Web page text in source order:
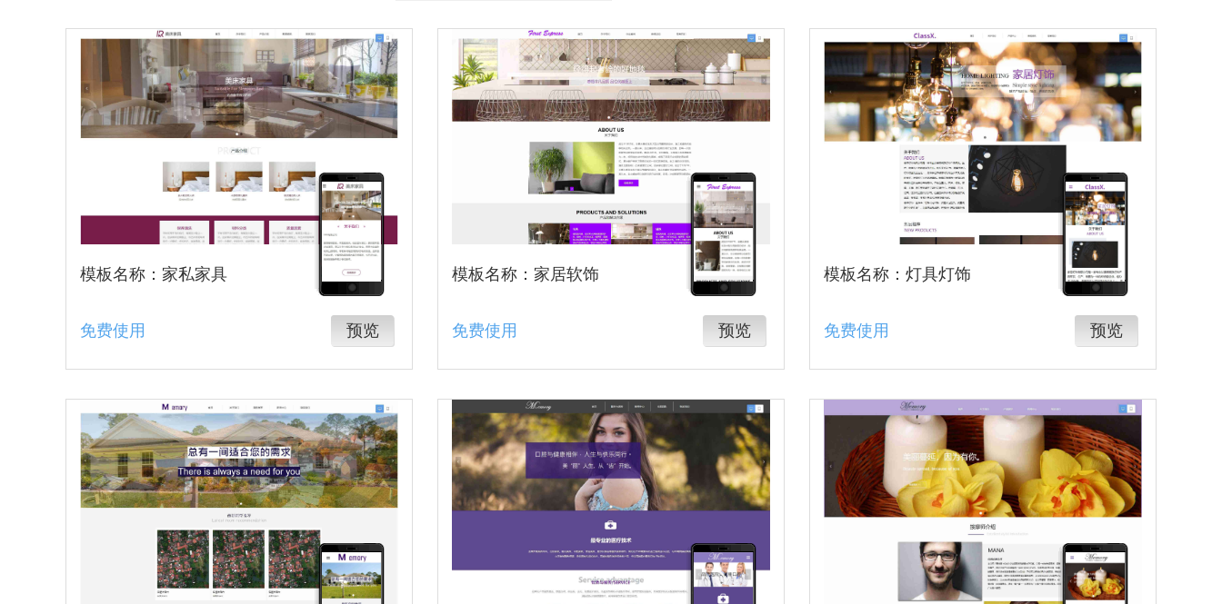
模板名称：家私家具
免费使用 预览
模板名称：家居软饰
免费使用 预览
模板名称：灯具灯饰
免费使用 预览